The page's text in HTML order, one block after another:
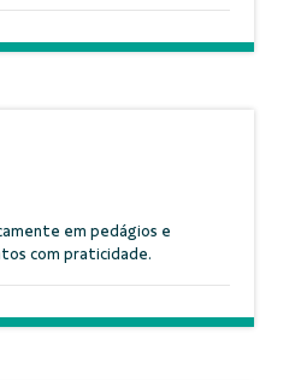
em pedágios e
com praticidade.